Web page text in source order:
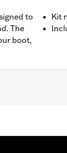
to
The
boot,
Kit